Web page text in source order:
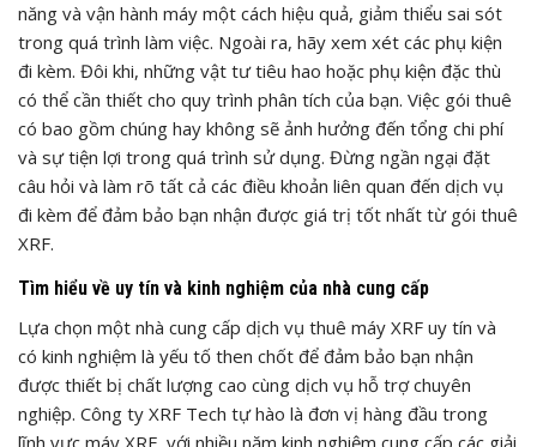
năng và vận hành máy một cách hiệu quả, giảm thiểu sai sót
trong quá trình làm việc. Ngoài ra, hãy xem xét các phụ kiện
đi kèm. Đôi khi, những vật tư tiêu hao hoặc phụ kiện đặc thù
có thể cần thiết cho quy trình phân tích của bạn. Việc gói thuê
có bao gồm chúng hay không sẽ ảnh hưởng đến tổng chi phí
và sự tiện lợi trong quá trình sử dụng. Đừng ngần ngại đặt
câu hỏi và làm rõ tất cả các điều khoản liên quan đến dịch vụ
đi kèm để đảm bảo bạn nhận được giá trị tốt nhất từ gói thuê
XRF.
Tìm hiểu về uy tín và kinh nghiệm của nhà cung cấp
Lựa chọn một nhà cung cấp dịch vụ thuê máy XRF uy tín và
có kinh nghiệm là yếu tố then chốt để đảm bảo bạn nhận
được thiết bị chất lượng cao cùng dịch vụ hỗ trợ chuyên
nghiệp. Công ty XRF Tech tự hào là đơn vị hàng đầu trong